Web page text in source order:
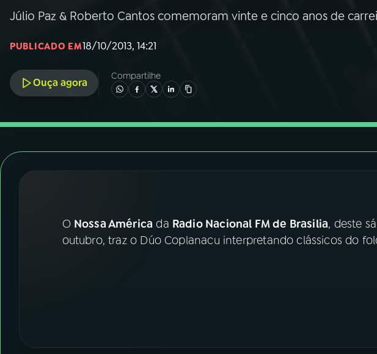
02 A RÁDIO
03PROGRAMAÇÃO
PROGRAMAS
Instagram X
Júlio Paz & Roberto Cantos comemoram vinte e cinco anos de
PUBLICADO EM18/10/2013, 14:21
Ouça agora
Compartilhe
O Nossa América da Radio Nacional FM de Brasilia, deste
outubro, traz o Dúo Coplanacu interpretando clássicos do